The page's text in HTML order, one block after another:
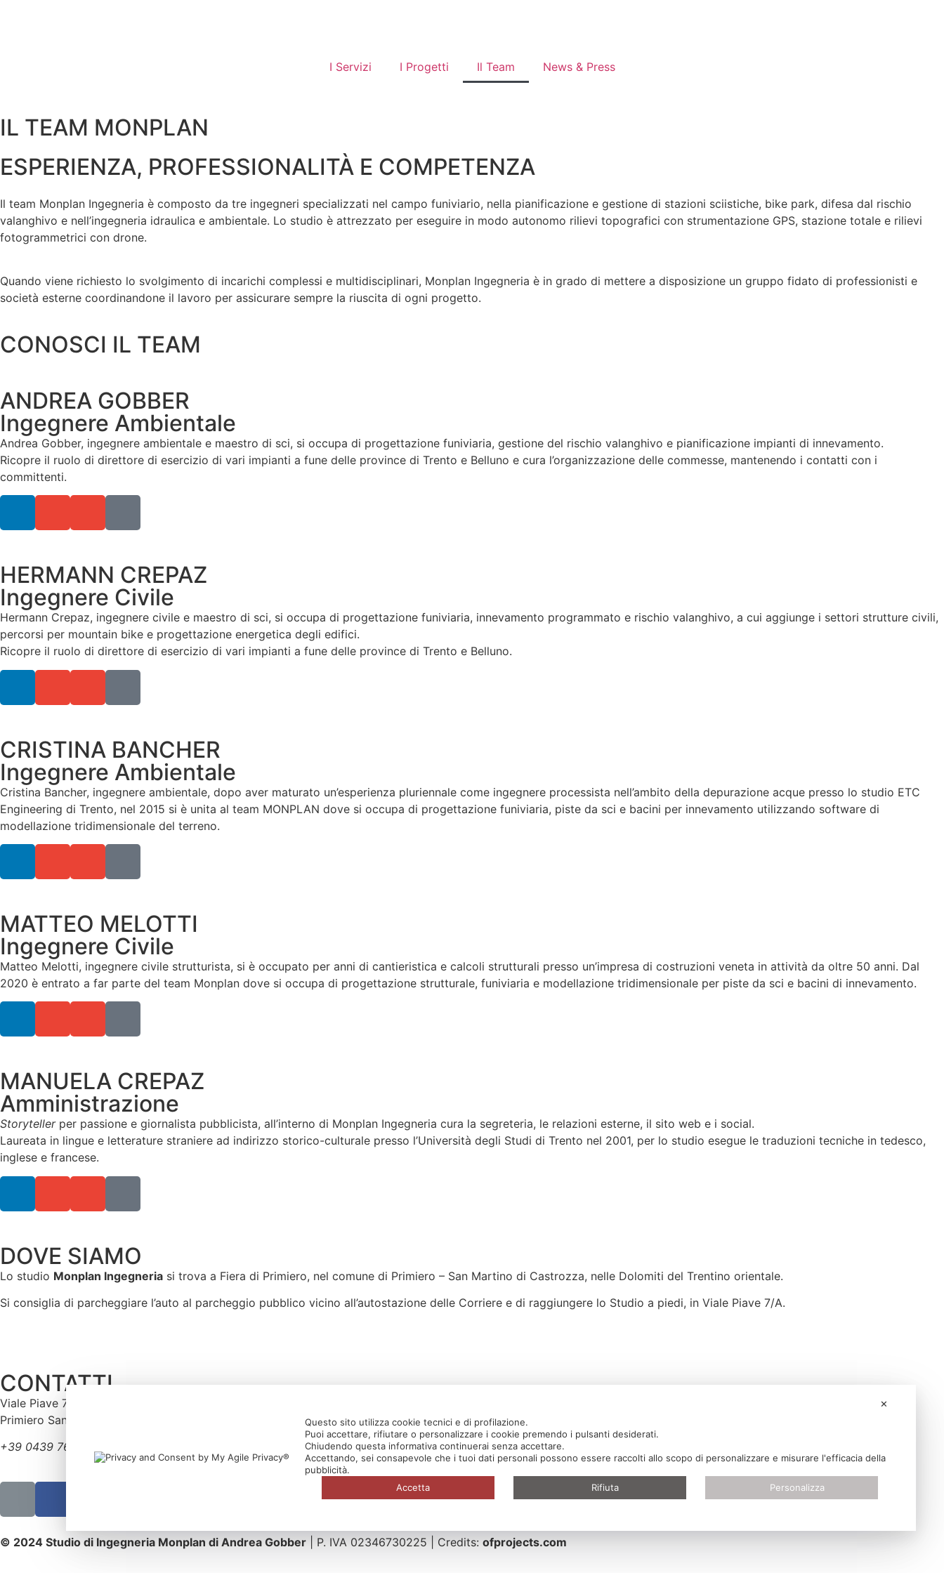
I Servizi I Progetti Il Team News & Press
IL TEAM MONPLAN
ESPERIENZA, PROFESSIONALITÀ E COMPETENZA
Il team Monplan Ingegneria è composto da tre ingegneri specializzati nel campo funiviario, nella pianificazione e gestione di stazioni sciistiche, bike park, difesa dal rischio
valanghivo e nell’ingegneria idraulica e ambientale. Lo studio è attrezzato per eseguire in modo autonomo rilievi topografici con strumentazione GPS, stazione totale e rilievi
fotogrammetrici con drone.
Quando viene richiesto lo svolgimento di incarichi complessi e multidisciplinari, Monplan Ingegneria è in grado di mettere a disposizione un gruppo fidato di professionisti e
società esterne coordinandone il lavoro per assicurare sempre la riuscita di ogni progetto.
CONOSCI IL TEAM
ANDREA GOBBER
Ingegnere Ambientale
Andrea Gobber, ingegnere ambientale e maestro di sci, si occupa di progettazione funiviaria, gestione del rischio valanghivo e pianificazione impianti di innevamento.
Ricopre il ruolo di direttore di esercizio di vari impianti a fune delle province di Trento e Belluno e cura l’organizzazione delle commesse, mantenendo i contatti con i
committenti.
HERMANN CREPAZ
Ingegnere Civile
Hermann Crepaz, ingegnere civile e maestro di sci, si occupa di progettazione funiviaria, innevamento programmato e rischio valanghivo, a cui aggiunge i settori strutture civili,
percorsi per mountain bike e progettazione energetica degli edifici.
Ricopre il ruolo di direttore di esercizio di vari impianti a fune delle province di Trento e Belluno.
CRISTINA BANCHER
Ingegnere Ambientale
Cristina Bancher, ingegnere ambientale, dopo aver maturato un’esperienza pluriennale come ingegnere processista nell’ambito della depurazione acque presso lo studio ETC
Engineering di Trento, nel 2015 si è unita al team MONPLAN dove si occupa di progettazione funiviaria, piste da sci e bacini per innevamento utilizzando software di
modellazione tridimensionale del terreno.
MATTEO MELOTTI
Ingegnere Civile
Matteo Melotti, ingegnere civile strutturista, si è occupato per anni di cantieristica e calcoli strutturali presso un’impresa di costruzioni veneta in attività da oltre 50 anni. Dal
2020 è entrato a far parte del team Monplan dove si occupa di progettazione strutturale, funiviaria e modellazione tridimensionale per piste da sci e bacini di innevamento.
MANUELA CREPAZ
Amministrazione
Storytellerper passione e giornalista pubblicista, all’interno di Monplan Ingegneria cura la segreteria, le relazioni esterne, il sito web e i social.
Laureata in lingue e letterature straniere ad indirizzo storico-culturale presso l’Università degli Studi di Trento nel 2001, per lo studio esegue le traduzioni tecniche in tedesco,
inglese e francese.
DOVE SIAMO
Lo studio Monplan Ingegneria si trova a Fiera di Primiero, nel comune di Primiero – San Martino di Castrozza, nelle Dolomiti del Trentino orientale.
Si consiglia di parcheggiare l’auto al parcheggio pubblico vicino all’autostazione delle Corriere e di raggiungere lo Studio a piedi, in Viale Piave 7/A.
CONTATTI
Viale Piave 7/A, 38054
Primiero San Martino di Castrozza TN
+39 0439 762201
© 2024 Studio di Ingegneria Monplan di Andrea Gobber | P. IVA 02346730225 | Credits: ofprojects.com
✕
Questo sito utilizza cookie tecnici e di profilazione.
Puoi accettare, rifiutare o personalizzare i cookie premendo i pulsanti desiderati.
Chiudendo questa informativa continuerai senza accettare.
Accettando, sei consapevole che i tuoi dati personali possono essere raccolti allo scopo di personalizzare e misurare l'efficacia della
pubblicità.
Accetta
Rifiuta Personalizza